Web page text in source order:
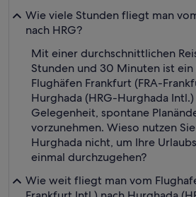
Wie viele Stunden fliegt man
nach HRG?
Mit einer durchschnittlichen
Stunden und 30 Minuten ist ein
Flughäfen Frankfurt (FRA-
Hurghada (HRG-Hurghada
Gelegenheit, spontane
vorzunehmen. Wieso nutzen
Hurghada nicht, um Ihre
einmal durchzugehen?
Wie weit fliegt man vom